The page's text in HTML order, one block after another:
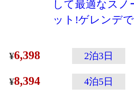
して最適なス
ット!ゲレンデ
登山専門メー
こその温かさ
えたゴアテッ
6,398 2泊3日
8,394 4泊5日